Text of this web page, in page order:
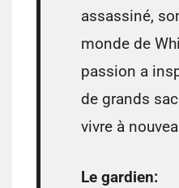
assassiné,
monde de
passion a
de grands
vivre à
Le gardien: